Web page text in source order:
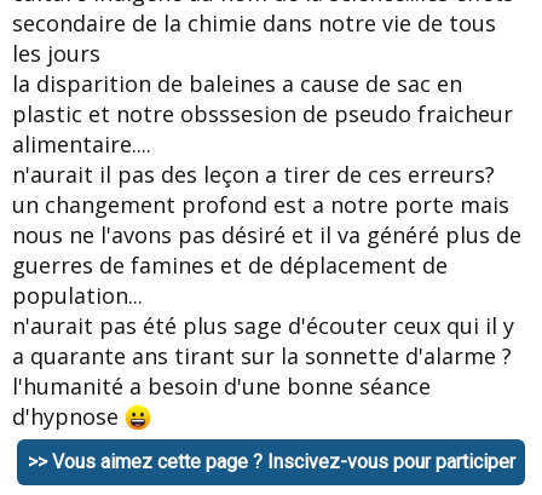
secondaire de la chimie dans notre vie de tous
les jours
la disparition de baleines a cause de sac en
plastic et notre obsssesion de pseudo fraicheur
alimentaire....
n'aurait il pas des leçon a tirer de ces erreurs?
un changement profond est a notre porte mais
nous ne l'avons pas désiré et il va généré plus de
guerres de famines et de déplacement de
population...
n'aurait pas été plus sage d'écouter ceux qui il y
a quarante ans tirant sur la sonnette d'alarme ?
l'humanité a besoin d'une bonne séance
d'hypnose
Citer
>> Vous aimez cette page ? Inscivez-vous pour participer